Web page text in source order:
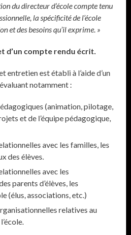
du directeur d’école compte tenu
la spécificité de l’école
et des besoins qu’il exprime. »
d’un compte rendu écrit.
entretien est établi à l’aide d’un
notamment :
(animation, pilotage,
et de l’équipe pédagogique,
avec les familles, les
des élèves.
avec les
parents d’élèves, les
(élus, associations, etc.)
relatives au